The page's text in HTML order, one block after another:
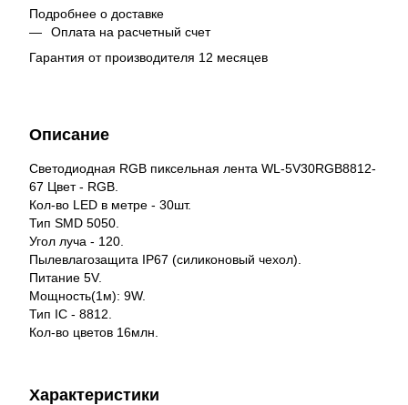
Подробнее о доставке
Оплата на расчетный счет
Гарантия от производителя 12 месяцев
Описание
Светодиодная RGB пиксельная лента WL-5V30RGB8812-
67 Цвет - RGB.
Кол-во LED в метре - 30шт.
Тип SMD 5050.
Угол луча - 120.
Пылевлагозащита IP67 (силиконовый чехол).
Питание 5V.
Мощность(1м): 9W.
Тип IC - 8812.
Кол-во цветов 16млн.
Характеристики